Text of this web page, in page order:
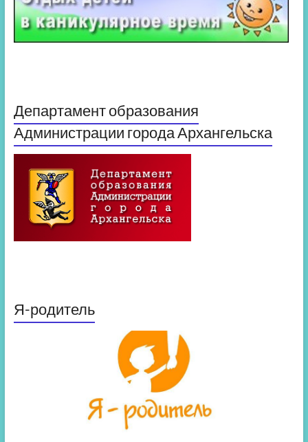
Департамент образования
Администрации города Архангельска
Я-родитель